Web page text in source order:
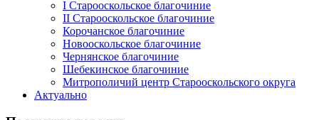
I Старооскольское благочиние
II Старооскольское благочиние
Корочанское благочиние
Новооскольское благочиние
Чернянское благочиние
Шебекинское благочиние
Митрополичий центр Старооскольского округа
Актуально